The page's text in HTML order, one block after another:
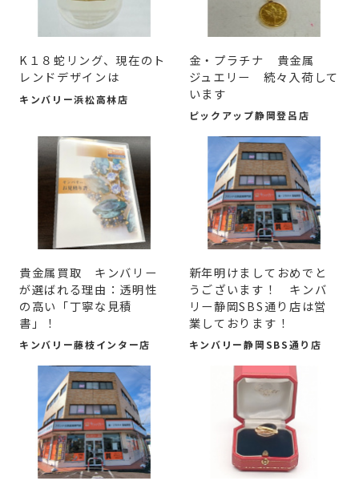
K１８蛇リング、現在のト
レンドデザインは
キンバリー浜松高林店
金・プラチナ 貴金属
ジュエリー 続々入荷して
います
ピックアップ静岡登呂店
貴金属買取 キンバリー
が選ばれる理由：透明性
の高い「丁寧な見積
書」！
キンバリー藤枝インター店
新年明けましておめでと
うございます！ キンバ
リー静岡SBS通り店は営
業しております！
キンバリー静岡SBS通り店